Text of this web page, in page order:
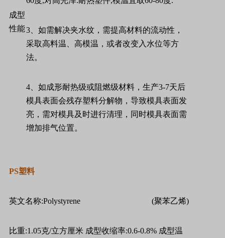
成型
性能3 、如需解决夹水纹，需提高材料的流动性，
采取高料温、高模温，或者改变入水位等方
法。
4 、如成形耐热级或阻燃级材料，生产3-7天后
模具表面会残存塑料分解物，导致模具表面发
亮，需对模具及时进行清理，同时模具表面需
增加排气位置。
PS塑料
英文名称:Polystyrene (聚苯乙烯)
比重:1.05克/立方厘米 成型收缩率:0.6-0.8% 成型温